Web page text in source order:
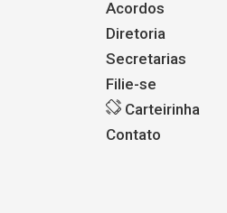
Acordos
Diretoria
Secretarias
Filie-se
Carteirinha
Contato